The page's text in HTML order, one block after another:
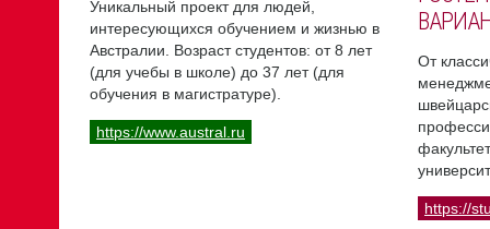
Уникальный проект для людей,
интересующихся обучением и жизнью в
Австралии. Возраст студентов: от 8 лет
(для учебы в школе) до 37 лет (для
обучения в магистратуре).
https://www.austral.ru
От
https://